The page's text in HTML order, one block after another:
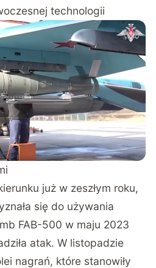
technologii
już w zeszłym roku,
się do używania
FAB-500 w maju 2023
atak. W listopadzie
nagrań, które stanowiły